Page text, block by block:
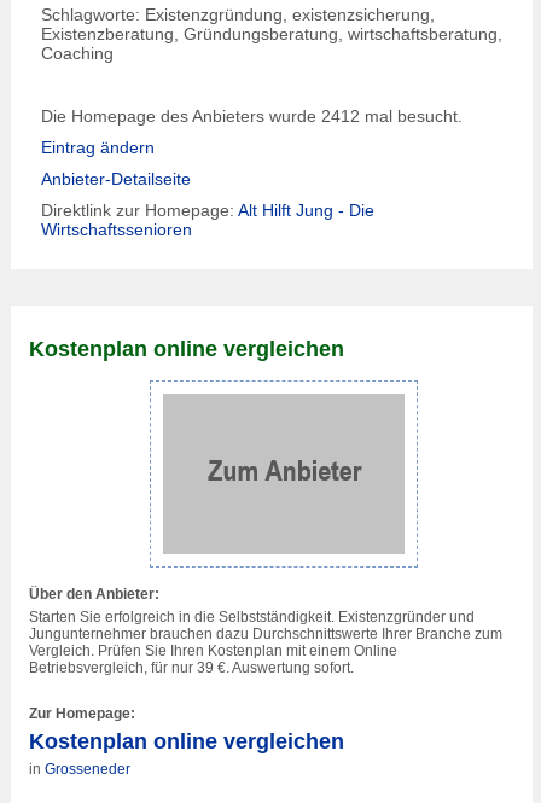
Schlagworte: Existenzgründung, existenzsicherung,
Existenzberatung, Gründungsberatung, wirtschaftsberatung,
Coaching
Die Homepage des Anbieters wurde 2412 mal besucht.
Eintrag ändern
Anbieter-Detailseite
Direktlink zur Homepage: Alt Hilft Jung - Die
Wirtschaftssenioren
Kostenplan online vergleichen
Über den Anbieter:
Starten Sie erfolgreich in die Selbstständigkeit. Existenzgründer und
Jungunternehmer brauchen dazu Durchschnittswerte Ihrer Branche zum
Vergleich. Prüfen Sie Ihren Kostenplan mit einem Online
Betriebsvergleich, für nur 39 €. Auswertung sofort.
Zur Homepage:
Kostenplan online vergleichen
in Grosseneder